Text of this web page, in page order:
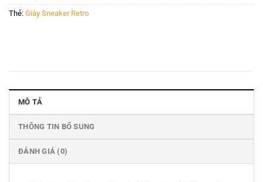
Thẻ: Giày Sneaker Retro
MÔ TẢ
THÔNG TIN BỔ SUNG
ĐÁNH GIÁ (0)